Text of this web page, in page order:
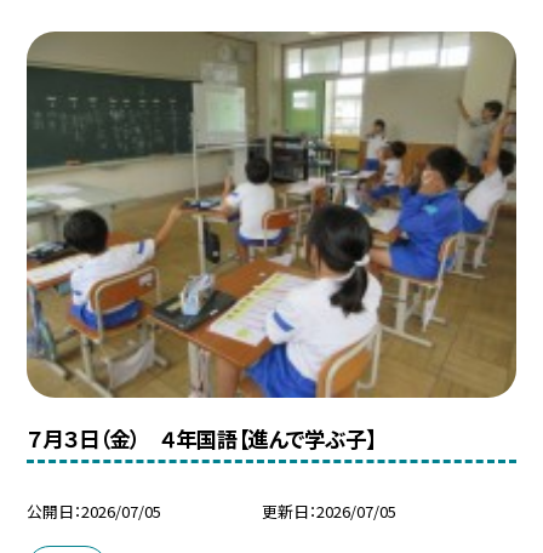
７月３日（金） ４年国語【進んで学ぶ子】
公開日 2026/07/05 更新日 2026/07/05